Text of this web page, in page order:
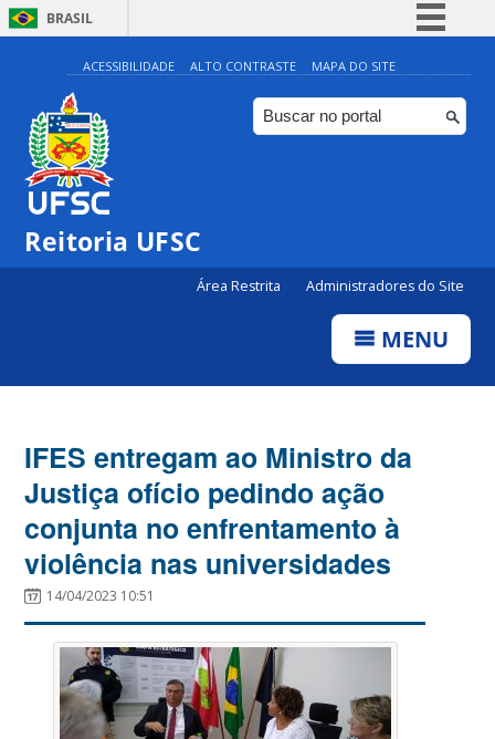
BRASIL
Simplifique!
Comunica BR
Participe
ACESSIBILIDADE ALTO CONTRASTE MAPA DO SITE
Reitoria UFSC
Área Restrita Administradores do Site
MENU
IFES entregam ao Ministro da
Justiça ofício pedindo ação
conjunta no enfrentamento à
violência nas universidades
14/04/2023 10:51